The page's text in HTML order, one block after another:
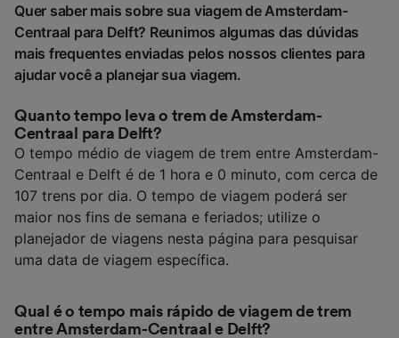
Quer saber mais sobre sua viagem de Amsterdam-
Centraal para Delft? Reunimos algumas das dúvidas
mais frequentes enviadas pelos nossos clientes para
ajudar você a planejar sua viagem.
Quanto tempo leva o trem de Amsterdam-
Centraal para Delft?
O tempo médio de viagem de trem entre Amsterdam-
Centraal e Delft é de 1 hora e 0 minuto, com cerca de
107 trens por dia. O tempo de viagem poderá ser
maior nos fins de semana e feriados; utilize o
planejador de viagens nesta página para pesquisar
uma data de viagem específica.
Qual é o tempo mais rápido de viagem de trem
entre Amsterdam-Centraal e Delft?